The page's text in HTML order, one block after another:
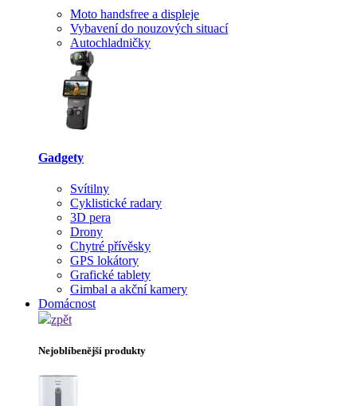
Moto handsfree a displeje
Vybavení do nouzových situací
Autochladničky
Gadgety
Svítilny
Cyklistické radary
3D pera
Drony
Chytré přívěsky
GPS lokátory
Grafické tablety
Gimbal a akční kamery
Domácnost
zpět
Nejoblíbenější produkty